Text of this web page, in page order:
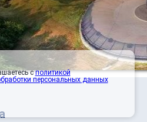
сполитикой
персональных данных